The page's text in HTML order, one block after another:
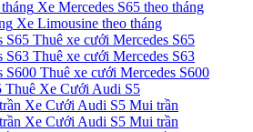
Xe Mercedes S65 theo tháng
Xe Limousine theo tháng
Thuê xe cưới Mercedes S65
Thuê xe cưới Mercedes S63
Thuê xe cưới Mercedes S600
Thuê Xe Cưới Audi S5
Xe Cưới Audi S5 Mui trần
Xe Cưới Audi S5 Mui trần